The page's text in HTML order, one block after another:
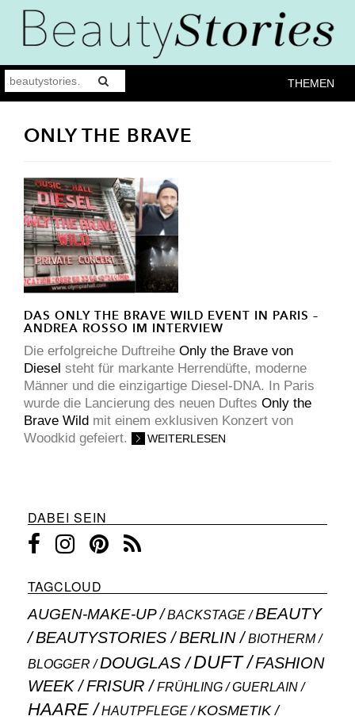
THEMEN
ONLY THE BRAVE
DAS ONLY THE BRAVE WILD EVENT IN PARIS –
ANDREA ROSSO IM INTERVIEW
Die erfolgreiche Duftreihe Only the Brave von
Diesel steht für markante Herrendüfte, moderne
Männer und die einzigartige Diesel-DNA. In Paris
wurde die Lancierung des neuen Duftes Only the
Brave Wild mit einem exklusiven Konzert von
Woodkid gefeiert.
WEITERLESEN
DABEI SEIN
TAGCLOUD
AUGEN-MAKE-UP BACKSTAGE BEAUTY
BEAUTYSTORIES BERLIN
BIOTHERM
BLOGGER
DOUGLAS DUFT
FASHION
WEEK
FRISUR FRÜHLING GUERLAIN
HAARE HAUTPFLEGE
KOSMETIK